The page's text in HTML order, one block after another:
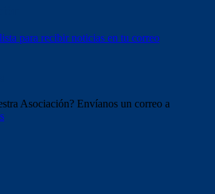
para recibir noticias en tu correo
Asociación? Envíanos un correo a